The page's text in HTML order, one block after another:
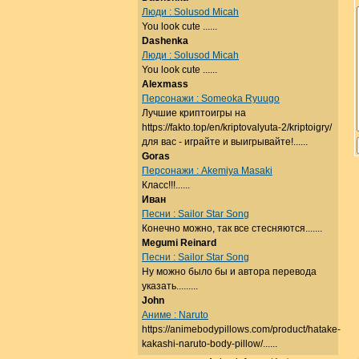
Люди : Solusod Micah
You look cute ......
Dashenka
Люди : Solusod Micah
You look cute ......
Alexmass
Персонажи : Someoka Ryuugo
Лучшие криптоигры на
https://fakto.top/en/kriptovalyuta-2/kriptoigry/
для вас - играйте и выигрывайте!......
Goras
Персонажи : Akemiya Masaki
Класс!!!......
Иван
Песни : Sailor Star Song
Конечно можно, так все стесняются.......
Megumi Reinard
Песни : Sailor Star Song
Ну можно было бы и автора перевода
указать.........
John
Аниме : Naruto
https://animebodypillows.com/product/hatake-
kakashi-naruto-body-pillow/......